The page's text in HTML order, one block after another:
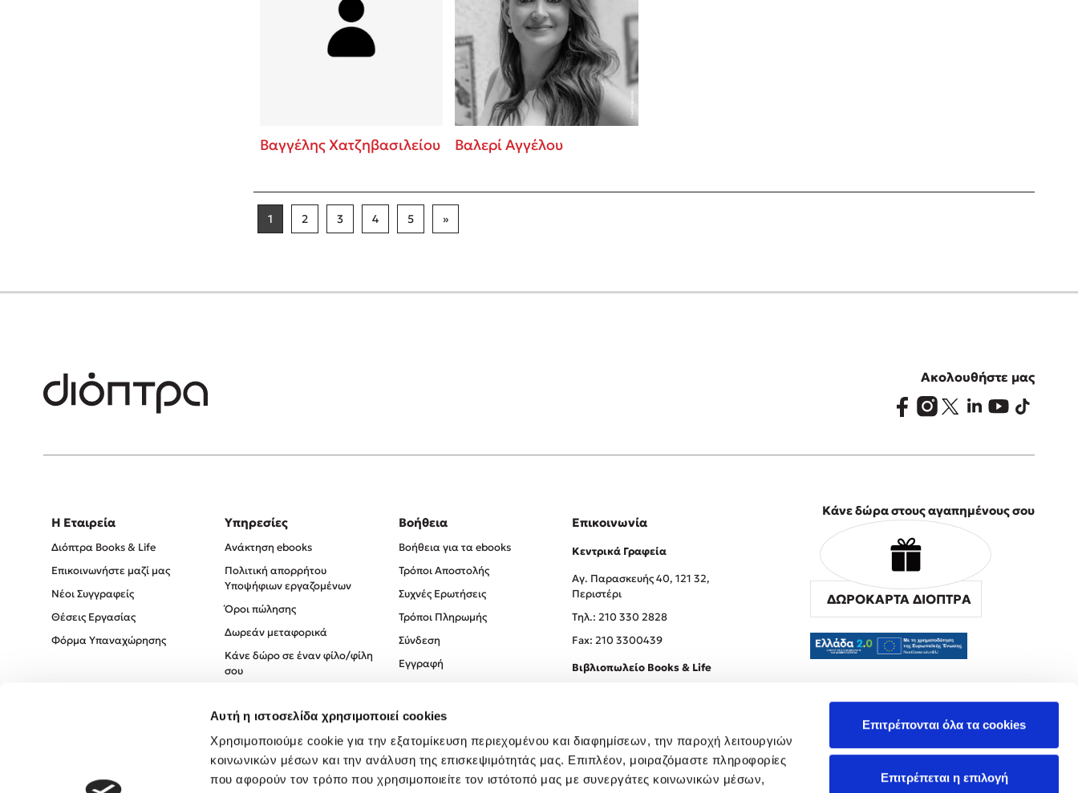
Αυτή η ιστοσελίδα χρησιμοποιεί cookies
Χρησιμοποιούμε cookie για την εξατομίκευση περιεχομένου και διαφημίσεων, την παροχή λειτουργιών
κοινωνικών μέσων και την ανάλυση της επισκεψιμότητάς μας. Επιπλέον, μοιραζόμαστε πληροφορίες
που αφορούν τον τρόπο που χρησιμοποιείτε τον ιστότοπό μας με συνεργάτες κοινωνικών μέσων,
Επιτρέπονται όλα τα cookies
Επιτρέπεται η επιλογή
Βαγγέλης Χατζηβασιλείου Βαλερί Αγγέλου
1 2 3 4 5 »
Ακολουθήστε μας
Η Εταιρεία
Διόπτρα Books & Life
Επικοινωνήστε μαζί μας
Νέοι Συγγραφείς
Θέσεις Εργασίας
Φόρμα Υπαναχώρησης
Υπηρεσίες
Ανάκτηση ebooks
Πολιτική απορρήτου
Υποψήφιων εργαζομένων
Όροι πώλησης
Δωρεάν μεταφορικά
Κάνε δώρο σε έναν φίλο/φίλη
σου
Πολιτική Απορρήτου
Όροι χρήσης
Βοήθεια
Βοήθεια για τα ebooks
Τρόποι Αποστολής
Συχνές Ερωτήσεις
Τρόποι Πληρωμής
Σύνδεση
Εγγραφή
Επικοινωνία
Κεντρικά Γραφεία
Αγ. Παρασκευής 40, 121 32,
Περιστέρι
Tηλ.: 210 330 2828
Fax: 210 3300439
Βιβλιοπωλείο Books & Life
Κάνε δώρα στους αγαπημένους σου
ΔΩΡΟΚΑΡΤΑ ΔΙΟΠΤΡΑ